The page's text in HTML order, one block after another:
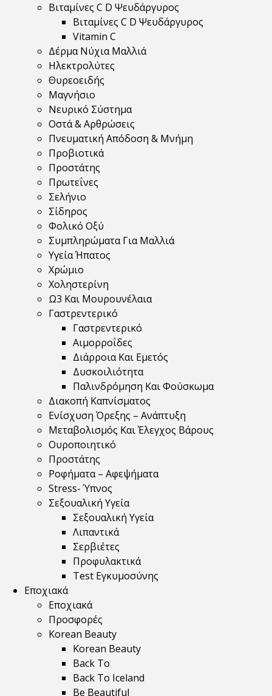
Βιταμίνες C D Ψευδάργυρος
Βιταμίνες C D Ψευδάργυρος
Vitamin C
Δέρμα Νύχια Μαλλιά
Ηλεκτρολύτες
Θυρεοειδής
Μαγνήσιο
Νευρικό Σύστημα
Οστά & Αρθρώσεις
Πνευματική Απόδοση & Μνήμη
Προβιοτικά
Προστάτης
Πρωτεΐνες
Σελήνιο
Σίδηρος
Φολικό Οξύ
Συμπληρώματα Για Μαλλιά
Υγεία Ήπατος
Χρώμιο
Χοληστερίνη
Ω3 Και Μουρουνέλαια
Γαστρεντερικό
Γαστρεντερικό
Αιμορροΐδες
Διάρροια Και Εμετός
Δυσκοιλιότητα
Παλινδρόμηση Και Φούσκωμα
Διακοπή Καπνίσματος
Ενίσχυση Όρεξης – Ανάπτυξη
Μεταβολισμός Και Έλεγχος Βάρους
Ουροποιητικό
Προστάτης
Ροφήματα – Αφεψήματα
Stress- Ύπνος
Σεξουαλική Υγεία
Σεξουαλική Υγεία
Λιπαντικά
Σερβιέτες
Προφυλακτικά
Test Εγκυμοσύνης
Εποχιακά
Εποχιακά
Προσφορές
Korean Beauty
Korean Beauty
Back To
Back To Iceland
Be Beautiful